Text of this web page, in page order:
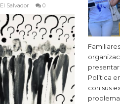
Política
con sus
El Salvador 0